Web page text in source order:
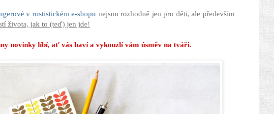
v rostistickém e-shopu nejsou rozhodně jen pro děti, ale především
života, jak to (teď) jen jde!
novinky líbí, ať vás baví a vykouzlí vám úsměv na tváři.